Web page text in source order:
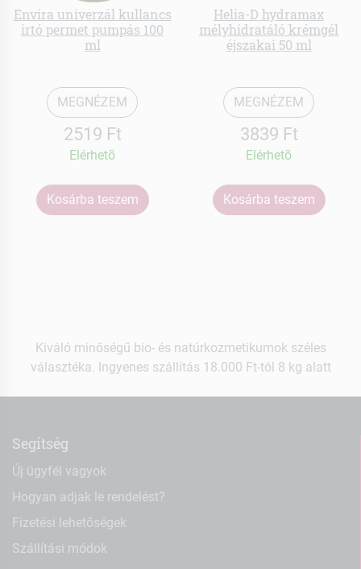
Envira univerzál kullancs
irtó permet pumpás 100
ml
MEGNÉZEM
2519 Ft
Elérhetõ
Kosárba teszem
Helia-D hydramax
mélyhidratáló krémgél
éjszakai 50 ml
MEGNÉZEM
3839 Ft
Elérhetõ
Kosárba teszem
Kiváló minőségű bio- és natúrkozmetikumok széles
választéka. Ingyenes szállítás 18.000 Ft-tól 8 kg alatt
Segítség
Új ügyfél vagyok
Hogyan adjak le rendelést?
Fizetési lehetőségek
Szállítási módok